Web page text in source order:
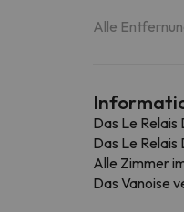
Alle
Das Le Relais
Das Le
Alle Zimmer
Das Vanoise